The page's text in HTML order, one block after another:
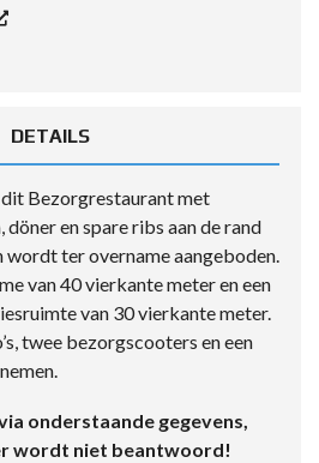
DETAILS
Bezorgrestaurant met
döner en spare ribs aan de rand
wordt ter overname aangeboden.
van 40 vierkante meter en een
van 30 vierkante meter.
twee bezorgscooters en een
onderstaande gegevens,
wordt niet beantwoord!